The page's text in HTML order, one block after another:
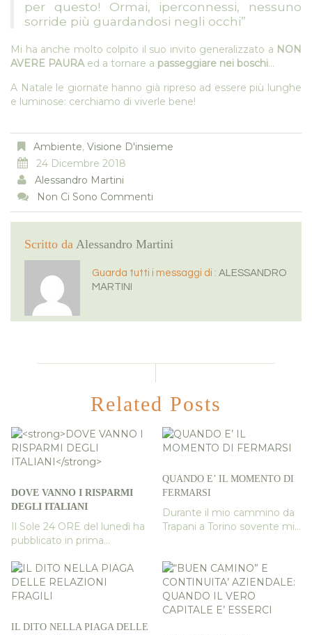
per questo! Ormai, iperconnessi, nessuno
sorride più guardandosi negli occhi”
Mi ha anche molto colpito il suo invito generalizzato a NON
AVERE PAURAed a tornare a passeggiare nei boschi…
A Natale le giornate hanno già ripreso ad essere più lunghe
e luminose: cerchiamo di viverle bene!
Ambiente, Visione D'insieme
24 Dicembre 2018
Alessandro Martini
Non Ci Sono Commenti
Scritto da Alessandro Martini
Guarda tutti i messaggi di : ALESSANDRO
MARTINI
Related Posts
DOVE VANNO I RISPARMI
DEGLI ITALIANI
Il Sole 24 ORE del lunedì ha
pubblicato in prima...
QUANDO E’ IL MOMENTO DI
FERMARSI
Durante il mio cammino da
Trapani a Torino sovente mi...
IL DITO NELLA PIAGA DELLE